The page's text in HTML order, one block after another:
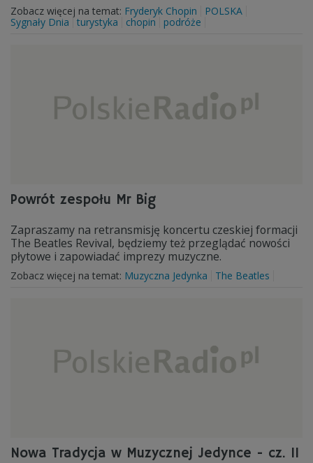
Zobacz więcej na temat: Fryderyk Chopin
POLSKA
Sygnały Dnia
turystyka chopin podróże
Powrót zespołu Mr Big
Zapraszamy na retransmisję koncertu czeskiej formacji
The Beatles Revival, będziemy też przeglądać nowości
płytowe i zapowiadać imprezy muzyczne.
Zobacz więcej na temat: Muzyczna Jedynka The Beatles
Nowa Tradycja w Muzycznej Jedynce - cz. II